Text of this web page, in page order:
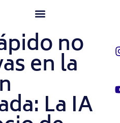
#4:
no
en la
La IA